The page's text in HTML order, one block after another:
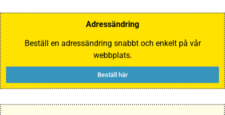
Adressändring
Beställ en adressändring snabbt och enkelt på vår
webbplats.
Beställ här